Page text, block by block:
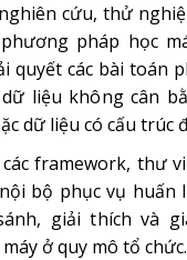
cứu, thử
pháp học
quyết các bài toán
liệu không cân
dữ liệu có cấu trúc
framework, thư
bộ phục vụ huấn
giải thích và
ở quy mô tổ chức.